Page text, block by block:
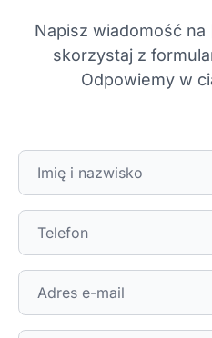
Napisz wiadomość na
skorzystaj z
Odpowiemy w